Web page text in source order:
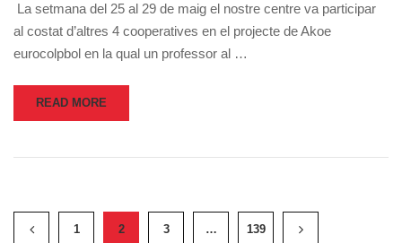
La setmana del 25 al 29 de maig el nostre centre va participar
al costat d’altres 4 cooperatives en el projecte de Akoe
eurocolpbol en la qual un professor al …
READ MORE
1 2 3 … 139